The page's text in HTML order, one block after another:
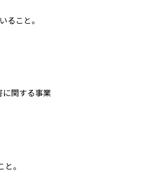
ること。
関する事業
。